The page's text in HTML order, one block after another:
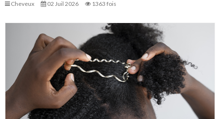
Cheveux 02 Juil 2026 1363 fois